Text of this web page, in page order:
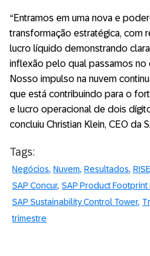
“Entramos em uma nova e
transformação estratégica, com
lucro líquido demonstrando
inflexão pelo qual passamos no
Nosso impulso na nuvem
que está contribuindo para o
e lucro operacional de dois
concluiu Christian Klein, CEO da
Tags:
Negócios Nuvem Resultados
SAP Concur SAP Product
SAP Sustainability Control Tower
trimestre